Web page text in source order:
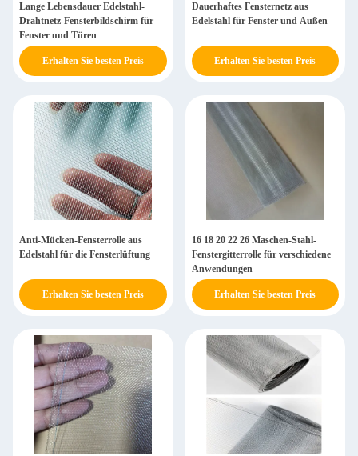
Lange Lebensdauer Edelstahl-
Drahtnetz-Fensterbildschirm für
Fenster und Türen
Erhalten Sie besten Preis
Dauerhaftes Fensternetz aus
Edelstahl für Fenster und Außen
Erhalten Sie besten Preis
Anti-Mücken-Fensterrolle aus
Edelstahl für die Fensterlüftung
Erhalten Sie besten Preis
16 18 20 22 26 Maschen-Stahl-
Fenstergitterrolle für verschiedene
Anwendungen
Erhalten Sie besten Preis